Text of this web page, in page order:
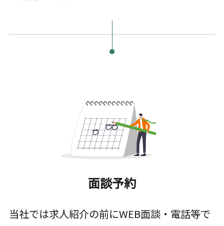
面談予約
当社では求人紹介の前にWEB面談・電話等で